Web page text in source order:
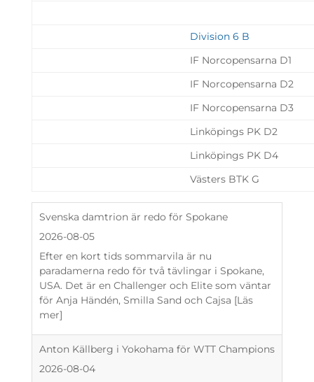
Division 6 B
IF Norcopensarna D1
IF Norcopensarna D2
IF Norcopensarna D3
Linköpings PK D2
Linköpings PK D4
Västers BTK G
Svenska damtrion är redo för Spokane
2026-08-05
Efter en kort tids sommarvila är nu
paradamerna redo för två tävlingar i Spokane,
USA. Det är en Challenger och Elite som väntar
för Anja Händén, Smilla Sand och Cajsa [Läs
mer]
Anton Källberg i Yokohama för WTT Champions
2026-08-04